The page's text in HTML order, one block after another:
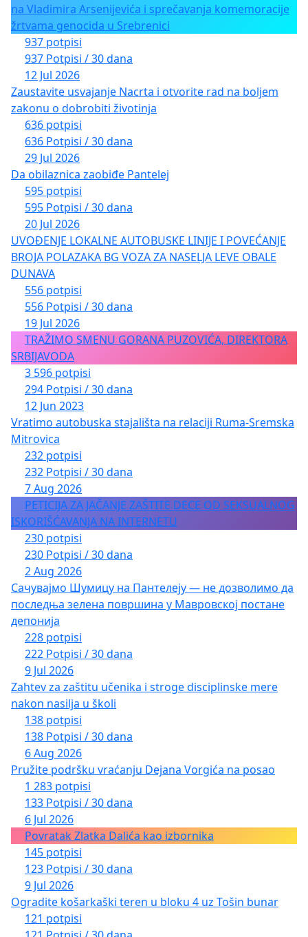
na Vladimira Arsenijevića i sprečavanja komemoracije
žrtvama genocida u Srebrenici
937 potpisi
937 Potpisi / 30 dana
12 Jul 2026
Zaustavite usvajanje Nacrta i otvorite rad na boljem
zakonu o dobrobiti životinja
636 potpisi
636 Potpisi / 30 dana
29 Jul 2026
Da obilaznica zaobiđe Pantelej
595 potpisi
595 Potpisi / 30 dana
20 Jul 2026
UVOĐENJE LOKALNE AUTOBUSKE LINIJE I POVEĆANJE
BROJA POLAZAKA BG VOZA ZA NASELJA LEVE OBALE
DUNAVA
556 potpisi
556 Potpisi / 30 dana
19 Jul 2026
TRAŽIMO SMENU GORANA PUZOVIĆA, DIREKTORA
SRBIJAVODA
3 596 potpisi
294 Potpisi / 30 dana
12 Jun 2023
Vratimo autobuska stajališta na relaciji Ruma-Sremska
Mitrovica
232 potpisi
232 Potpisi / 30 dana
7 Aug 2026
PETICIJA ZA JAČANJE ZAŠTITE DECE OD SEKSUALNOG
ISKORIŠĆAVANJA NA INTERNETU
230 potpisi
230 Potpisi / 30 dana
2 Aug 2026
Сачувајмо Шумицу на Пантелеју — не дозволимо да
последња зелена површина у Мавровској постане
депонија
228 potpisi
222 Potpisi / 30 dana
9 Jul 2026
Zahtev za zaštitu učenika i stroge disciplinske mere
nakon nasilja u školi
138 potpisi
138 Potpisi / 30 dana
6 Aug 2026
Pružite podršku vraćanju Dejana Vorgića na posao
1 283 potpisi
133 Potpisi / 30 dana
6 Jul 2026
Povratak Zlatka Dalića kao izbornika
145 potpisi
123 Potpisi / 30 dana
9 Jul 2026
Ogradite košarkaški teren u bloku 4 uz Tošin bunar
121 potpisi